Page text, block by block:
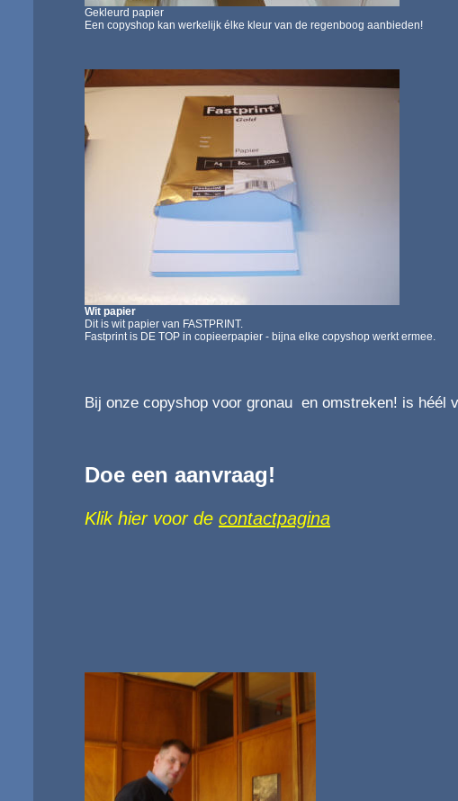
Gekleurd papier
Een copyshop kan werkelijk élke kleur van de regenboog aanbieden!
Wit papier
Dit is wit papier van FASTPRINT.
Fastprint is DE TOP in copieerpapier - bijna elke copyshop werkt ermee.
Bij onze copyshop voor gronau en omstreken! is héél
Doe een aanvraag!
Klik hier voor de contactpagina